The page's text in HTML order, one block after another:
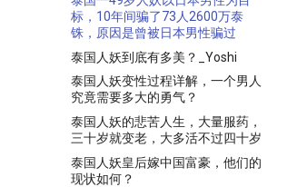
标，10年间骗了73人2600万泰
铢，原因是曾被日本男性骗过
泰国人妖到底有多美？_Yoshi
泰国人妖变性过程详解，一个男人
究竟需要多大的勇气？
泰国人妖的悲苦人生，大量服药，
三十岁就变老，大多活不过四十岁
泰国人妖皇后嫁中国富豪，他们的
现状如何？